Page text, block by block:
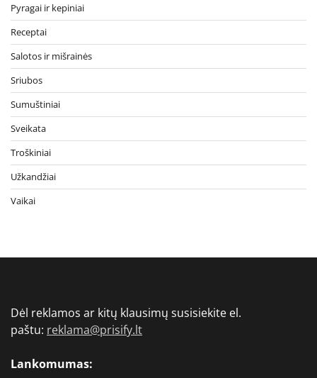
Pyragai ir kepiniai
Receptai
Salotos ir mišrainės
Sriubos
Sumuštiniai
Sveikata
Troškiniai
Užkandžiai
Vaikai
Dėl reklamos ar kitų klausimų susisiekite el.
paštu: reklama@prisify.lt
Lankomumas: